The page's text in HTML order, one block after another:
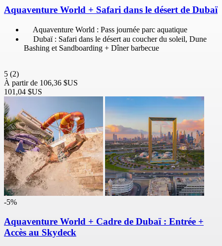
Aquaventure World + Safari dans le désert de Dubaï
Aquaventure World : Pass journée parc aquatique
Dubaï : Safari dans le désert au coucher du soleil, Dune
Bashing et Sandboarding + Dîner barbecue
5 (2)
À partir de 106,36 $US
101,04 $US
-5%
Aquaventure World + Cadre de Dubaï : Entrée +
Accès au Skydeck